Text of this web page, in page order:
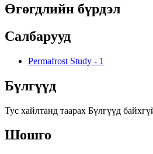
Өгөгдлийн бүрдэл
Салбарууд
Permafrost Study - 1
Бүлгүүд
Тус хайлтанд таарах Бүлгүүд
Шошго